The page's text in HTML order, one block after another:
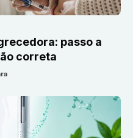
passo a
correta